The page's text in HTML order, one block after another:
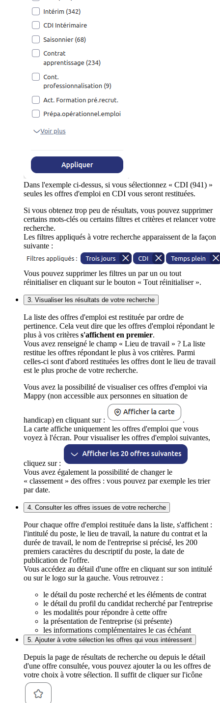
Dans l'exemple ci-dessus, si vous sélectionnez « CDI (941) »
seules les offres d'emploi en CDI vous seront restituées.
Si vous obtenez trop peu de résultats, vous pouvez supprimer
certains mots-clés ou certains filtres et critères et relancer votre
recherche.
Les filtres appliqués à votre recherche apparaissent de la façon
suivante :
Vous pouvez supprimer les filtres un par un ou tout
réinitialiser en cliquant sur le bouton « Tout réinitialiser ».
3. Visualiser les résultats de votre recherche
La liste des offres d'emploi est restituée par ordre de
pertinence. Cela veut dire que les offres d'emploi répondant le
plus à vos critères s'affichent en premier.
Vous avez renseigné le champ « Lieu de travail » ? La liste
restitue les offres répondant le plus à vos critères. Parmi
celles-ci sont d'abord restituées les offres dont le lieu de travail
est le plus proche de votre recherche.
Vous avez la possibilité de visualiser ces offres d'emploi via
Mappy (non accessible aux personnes en situation de
handicap) en cliquant sur :
.
La carte affiche uniquement les offres d'emploi que vous
voyez à l'écran. Pour visualiser les offres d'emploi suivantes,
cliquez sur :
Vous avez également la possibilité de changer le
« classement » des offres : vous pouvez par exemple les trier
par date.
4. Consulter les offres issues de votre recherche
Pour chaque offre d'emploi restituée dans la liste, s'affichent :
l'intitulé du poste, le lieu de travail, la nature du contrat et la
durée de travail, le nom de l'entreprise si précisé, les 200
premiers caractères du descriptif du poste, la date de
publication de l'offre.
Vous accédez au détail d'une offre en cliquant sur son intitulé
ou sur le logo sur la gauche. Vous retrouvez :
le détail du poste recherché et les éléments de contrat
le détail du profil du candidat recherché par l'entreprise
les modalités pour répondre à cette offre
la présentation de l'entreprise (si présente)
les informations complémentaires le cas échéant
5. Ajouter à votre sélection les offres qui vous intéressent
Depuis la page de résultats de recherche ou depuis le détail
d'une offre consultée, vous pouvez ajouter la ou les offres de
votre choix à votre sélection. Il suffit de cliquer sur l'icône